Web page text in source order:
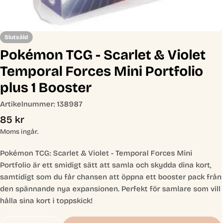
Slutsåld
Pokémon TCG - Scarlet & Violet
Temporal Forces Mini Portfolio
plus 1 Booster
Artikelnummer: 138987
Ordinarie
pris
85 kr
Moms ingår.
Pokémon TCG: Scarlet & Violet - Temporal Forces Mini
Portfolio är ett smidigt sätt att samla och skydda dina kort,
samtidigt som du får chansen att öppna ett booster pack från
den spännande nya expansionen. Perfekt för samlare som vill
hålla sina kort i toppskick!